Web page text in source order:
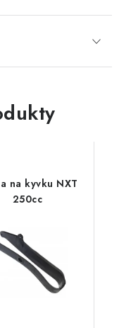
na kyvku NXT
250cc